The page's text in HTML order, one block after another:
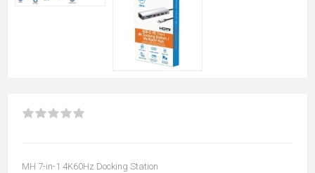
MH 7-in-1 4K60Hz Docking Station